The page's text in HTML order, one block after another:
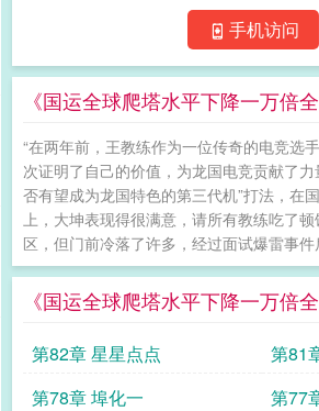
手机访问
《国运全球爬塔水平下降一万倍
“在两年前，王教练作为一位传奇的电竞
次证明了自己的价值，为龙国电竞贡献了
否有望成为龙国特色的第三代机”打法，在
上，大坤表现得很满意，请所有教练吃了
区，但门前冷落了许多，经过面试爆雷事
《国运全球爬塔水平下降一万倍
第82章 星星点点 第81
第78章 埠化一
第77